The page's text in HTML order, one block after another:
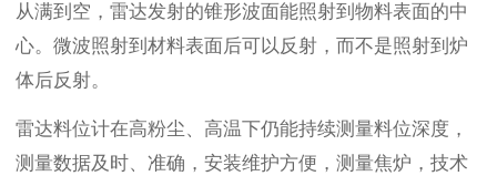
从满到空，雷达发射的锥形波面能照射到物料表面的中
心。微波照射到材料表面后可以反射，而不是照射到炉
体后反射。
雷达料位计在高粉尘、高温下仍能持续测量料位深度，
测量数据及时、准确，安装维护方便，测量焦炉，技术